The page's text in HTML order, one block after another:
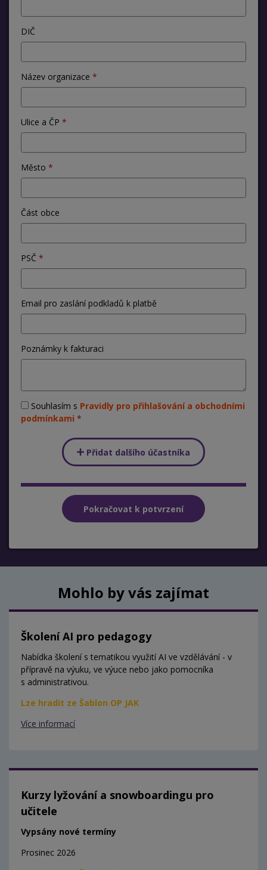
DIČ
Název organizace
Ulice a ČP
Město
Část obce
PSČ
Email pro zaslání podkladů k platbě
Poznámky k fakturaci
Souhlasím s Pravidly pro přihlašování a obchodními
podmínkami
Přidat dalšího účastníka
Mohlo by vás zajímat
Školení AI pro pedagogy
Nabídka školení s tematikou využití AI ve vzdělávání - v
přípravě na výuku, ve výuce nebo jako pomocníka
s administrativou.
Lze hradit ze Šablon OP JAK
Více informací
Kurzy lyžování a snowboardingu pro
učitele
Vypsány nové termíny
Prosinec 2026